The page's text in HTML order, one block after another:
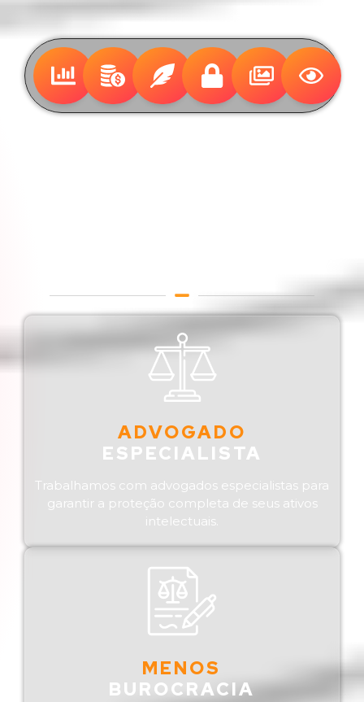
ADVOGADO
ESPECIALISTA
Trabalhamos com advogados especialistas para
garantir a proteção completa de seus ativos
intelectuais.
MENOS
BUROCRACIA